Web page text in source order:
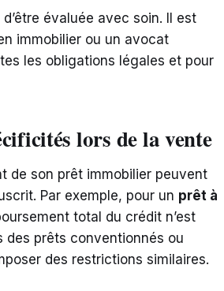
évaluée avec soin. Il est
immobilier ou un avocat
les obligations légales et pour
lors de la vente
de son prêt immobilier peuvent
Par exemple, pour un prêt à
total du crédit n’est
des prêts conventionnés ou
des restrictions similaires.